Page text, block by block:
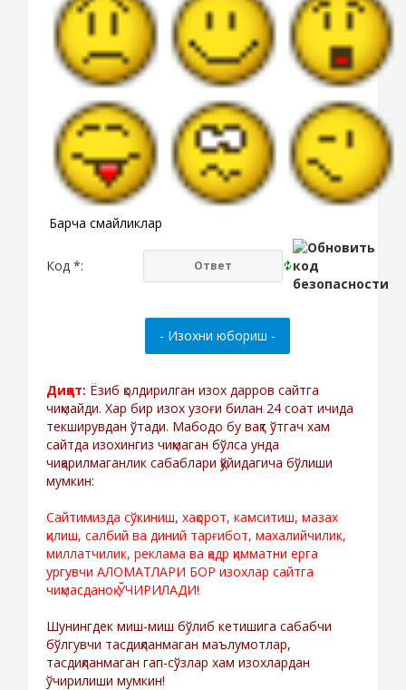
Барча смайликлар
Код *:
Диққат: Ёзиб қолдирилган изох дарров сайтга
чиқмайди. Хар бир изох узоғи билан 24 соат ичида
текширувдан ўтади. Мабодо бу вақт ўтгач хам
сайтда изохингиз чиқмаган бўлса унда
чиқарилмаганлик сабаблари қўйидагича бўлиши
мумкин:
Сайтимизда сўкиниш, хақорот, камситиш, мазах
қилиш, салбий ва диний тарғибот, махалийчилик,
миллатчилик, реклама ва қадр қимматни ерга
ургувчи АЛОМАТЛАРИ БОР изохлар сайтга
чиқмасданоқ ЎЧИРИЛАДИ!
Шунингдек миш-миш бўлиб кетишига сабабчи
бўлгувчи тасдиқланмаган маълумотлар,
тасдиқланмаган гап-сўзлар хам изохлардан
ўчирилиши мумкин!